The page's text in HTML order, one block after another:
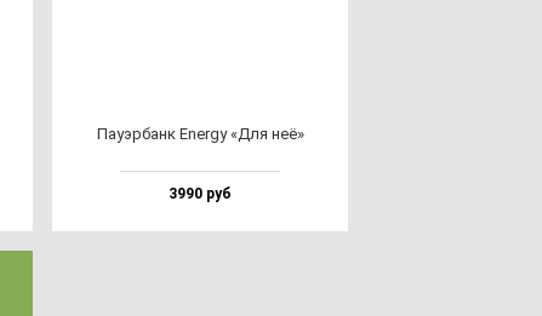
Пауэр­банк Energy «Для неё»
3990 руб